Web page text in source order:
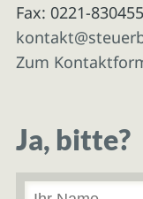
Fax: 0221-
Zum
Ja, bitte?